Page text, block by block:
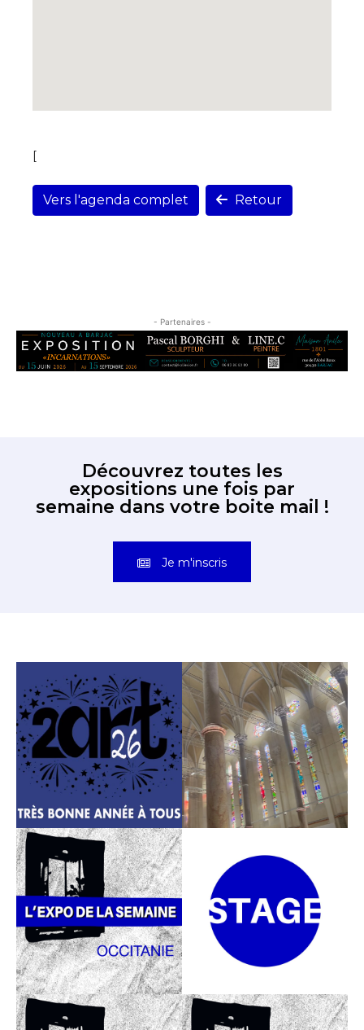
[
Vers l'agenda complet Retour
- Partenaires -
Découvrez toutes les
expositions une fois par
semaine dans votre boite mail !
Je m'inscris